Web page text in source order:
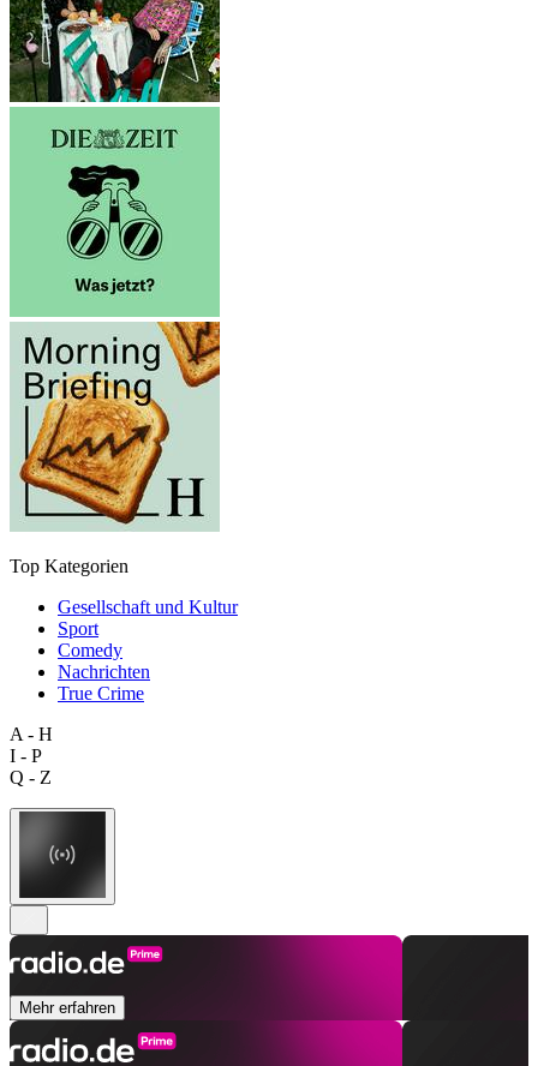
Top Kategorien
Gesellschaft und Kultur
Sport
Comedy
Nachrichten
True Crime
A - H
I - P
Q - Z
Mehr erfahren